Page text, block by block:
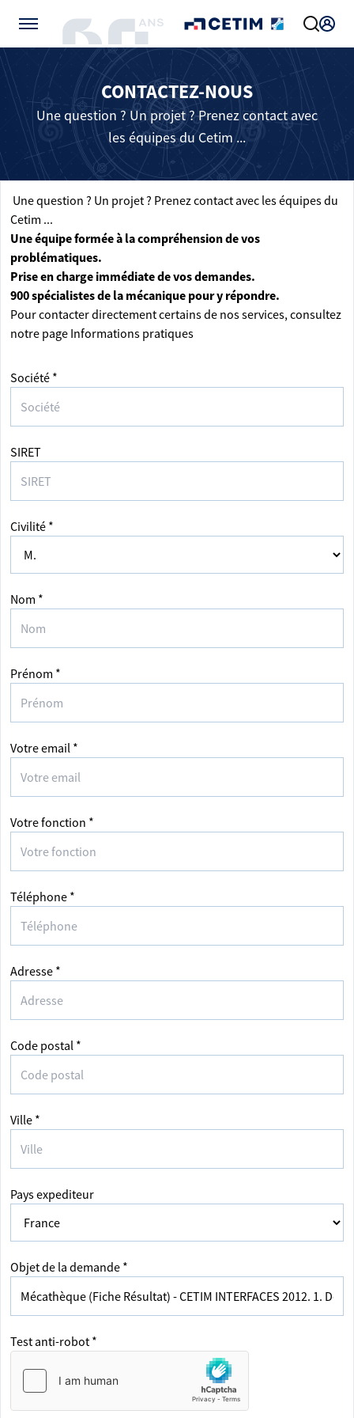
CONTACTEZ-NOUS
Une question ? Un projet ? Prenez contact avec
les équipes du Cetim ...
Une question ? Un projet ? Prenez contact avec les équipes du
Cetim ...
Une équipe formée à la compréhension de vos
problématiques.
Prise en charge immédiate de vos demandes.
900 spécialistes de la mécanique pour y répondre.
Pour contacter directement certains de nos services, consultez
notre page Informations pratiques
Société *
SIRET
Civilité *
Nom *
Prénom *
Votre email *
Votre fonction *
Téléphone *
Adresse *
Code postal *
Ville *
Pays expediteur
Objet de la demande *
Test anti-robot *